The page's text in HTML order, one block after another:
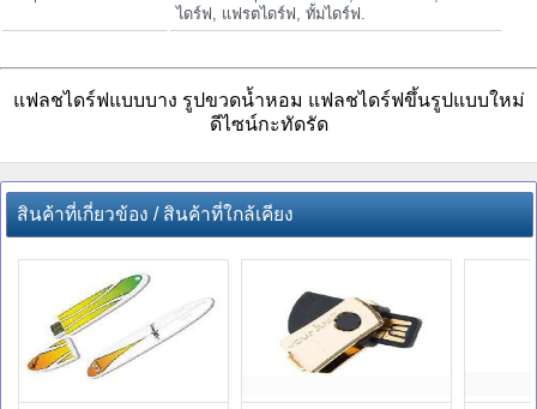
ไดร์ฟ, แฟรตไดร์ฟ, ทั้มไดร์ฟ.
แฟลชไดร์ฟแบบบาง รูปขวดน้ำหอม แฟลชไดร์ฟขึ้นรูปแบบใหม่
ดีไซน์กะทัดรัด
สินค้าที่เกี่ยวข้อง / สินค้าที่ใกล้เคียง